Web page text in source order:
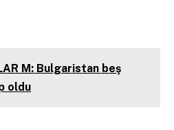
M: Bulgaristan beş
oldu